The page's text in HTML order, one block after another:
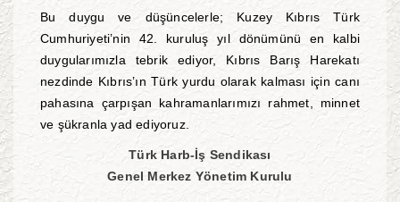
Bu duygu ve düşüncelerle; Kuzey Kıbrıs Türk
Cumhuriyeti’nin 42. kuruluş yıl dönümünü en kalbi
duygularımızla tebrik ediyor, Kıbrıs Barış Harekatı
nezdinde Kıbrıs’ın Türk yurdu olarak kalması için canı
pahasına çarpışan kahramanlarımızı rahmet, minnet
ve şükranla yad ediyoruz.
Türk Harb-İş Sendikası
Genel Merkez Yönetim Kurulu